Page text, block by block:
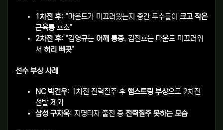
1차전 후: "마운드가 미끄러웠는지 중간 투수들이 크고 작은
근육통호소"
2차전 후: "김영규는 어깨 통증, 김진호는 마운드 미끄러워
서 허리 삐끗"
선수 부상 사례
NC 박건우: 1차전 전력질주 후 햄스트링 부상으로 2차전
선발 제외
삼성 구자욱: 지명타자 출전 중 전력질주 못하는 모습